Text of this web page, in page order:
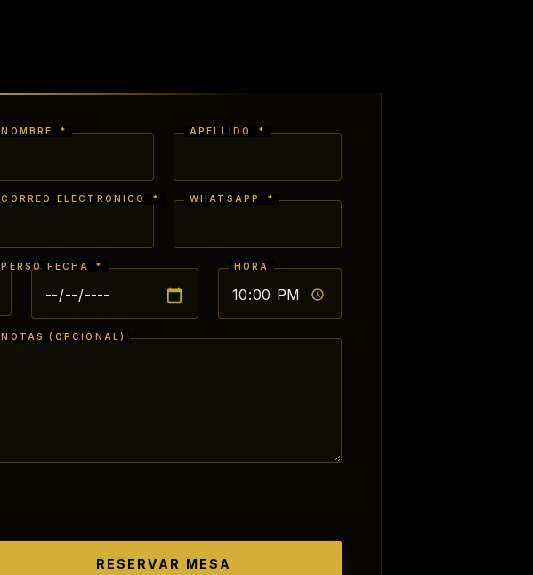
NOMBRE * APELLIDO *
CORREO ELECTRÓNICO * WHATSAPP *
PERSONAS*
FECHA * HORA
NOTAS (OPCIONAL)
RESERVAR MESA